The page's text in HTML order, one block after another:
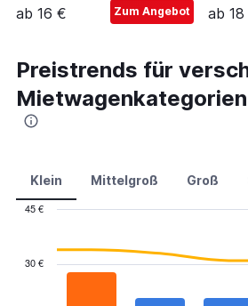
ab 16 €
Zum Angebot
ab
Preistrends für
Mietwagenkategorien
Klein Mittelgroß Groß
30 €
45 €